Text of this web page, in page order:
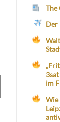
The
Der
im
Wie